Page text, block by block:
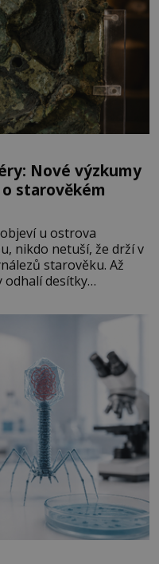
Nové výzkumy
starověkém
u ostrova
nikdo netuší, že drží v
starověku. Až
desítky
nejstarší známý
ani po více než sto